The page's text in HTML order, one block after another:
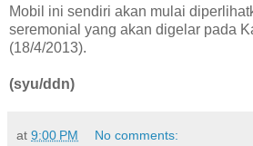
Mobil ini sendiri akan mulai
seremonial yang akan digelar pada
(18/4/2013).
(syu/ddn)
at 9:00 PM No comments: